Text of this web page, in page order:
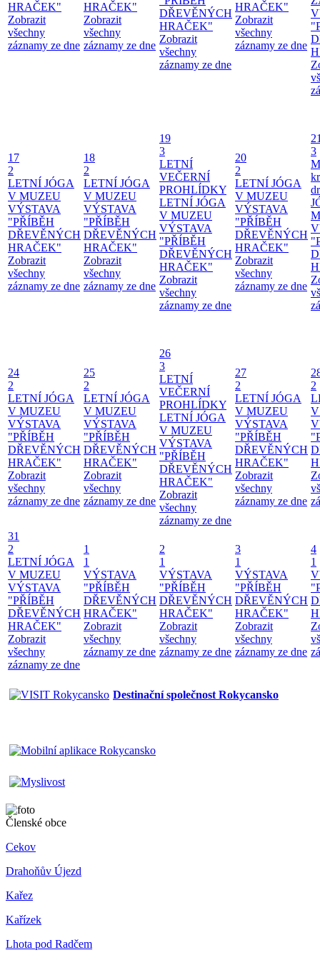
HRAČEK"
Zobrazit
všechny
záznamy ze dne
HRAČEK"
Zobrazit
všechny
záznamy ze dne
DŘEVĚNÝCH
HRAČEK"
Zobrazit
všechny
záznamy ze dne
HRAČEK"
Zobrazit
všechny
záznamy ze dne
17
2
LETNÍ JÓGA
V MUZEU
VÝSTAVA
"PŘÍBĚH
DŘEVĚNÝCH
HRAČEK"
Zobrazit
všechny
záznamy ze dne
18
2
LETNÍ JÓGA
V MUZEU
VÝSTAVA
"PŘÍBĚH
DŘEVĚNÝCH
HRAČEK"
Zobrazit
všechny
záznamy ze dne
19
3
LETNÍ
VEČERNÍ
PROHLÍDKY
LETNÍ JÓGA
V MUZEU
VÝSTAVA
"PŘÍBĚH
DŘEVĚNÝCH
HRAČEK"
Zobrazit
všechny
záznamy ze dne
20
2
LETNÍ JÓGA
V MUZEU
VÝSTAVA
"PŘÍBĚH
DŘEVĚNÝCH
HRAČEK"
Zobrazit
všechny
záznamy ze dne
3
24
2
LETNÍ JÓGA
V MUZEU
VÝSTAVA
"PŘÍBĚH
DŘEVĚNÝCH
HRAČEK"
Zobrazit
všechny
záznamy ze dne
25
2
LETNÍ JÓGA
V MUZEU
VÝSTAVA
"PŘÍBĚH
DŘEVĚNÝCH
HRAČEK"
Zobrazit
všechny
záznamy ze dne
26
3
LETNÍ
VEČERNÍ
PROHLÍDKY
LETNÍ JÓGA
V MUZEU
VÝSTAVA
"PŘÍBĚH
DŘEVĚNÝCH
HRAČEK"
Zobrazit
všechny
záznamy ze dne
27
2
LETNÍ JÓGA
V MUZEU
VÝSTAVA
"PŘÍBĚH
DŘEVĚNÝCH
HRAČEK"
Zobrazit
všechny
záznamy ze dne
2
31
2
LETNÍ JÓGA
V MUZEU
VÝSTAVA
"PŘÍBĚH
DŘEVĚNÝCH
HRAČEK"
Zobrazit
všechny
záznamy ze dne
1
1
VÝSTAVA
"PŘÍBĚH
DŘEVĚNÝCH
HRAČEK"
Zobrazit
všechny
záznamy ze dne
2
1
VÝSTAVA
"PŘÍBĚH
DŘEVĚNÝCH
HRAČEK"
Zobrazit
všechny
záznamy ze dne
3
1
VÝSTAVA
"PŘÍBĚH
DŘEVĚNÝCH
HRAČEK"
Zobrazit
všechny
záznamy ze dne
4
1
Destinační společnost Rokycansko
Členské obce
Cekov
Drahoňův Újezd
Kařez
Kařízek
Lhota pod Radčem